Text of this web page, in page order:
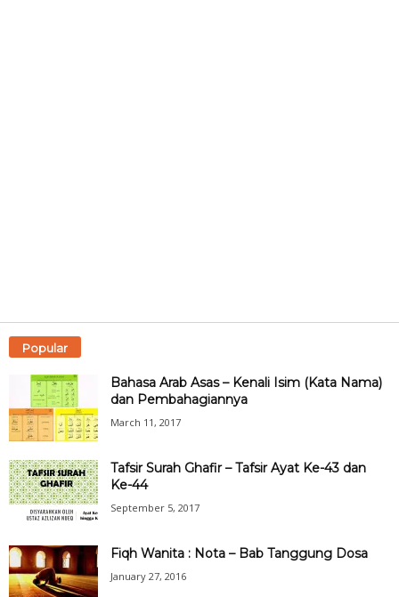
Popular
Bahasa Arab Asas – Kenali Isim (Kata Nama)
dan Pembahagiannya
March 11, 2017
Tafsir Surah Ghafir – Tafsir Ayat Ke-43 dan
Ke-44
September 5, 2017
Fiqh Wanita : Nota – Bab Tanggung Dosa
January 27, 2016